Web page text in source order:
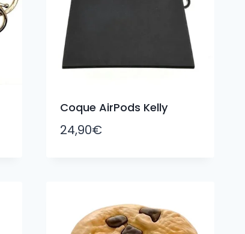
Coque AirPods Kelly
24,90€